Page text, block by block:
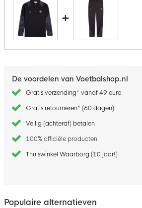
+
De voordelen van Voetbalshop.nl
Gratis verzending* vanaf 49 euro
Gratis retourneren* (60 dagen)
Veilig (achteraf) betalen
100% officiële producten
Thuiswinkel Waarborg (10 jaar!)
Populaire alternatieven